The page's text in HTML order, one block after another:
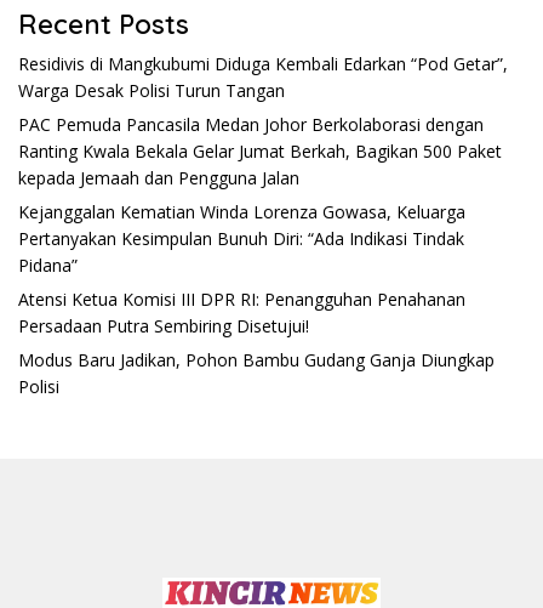
Recent Posts
Residivis di Mangkubumi Diduga Kembali Edarkan “Pod Getar”,
Warga Desak Polisi Turun Tangan
PAC Pemuda Pancasila Medan Johor Berkolaborasi dengan
Ranting Kwala Bekala Gelar Jumat Berkah, Bagikan 500 Paket
kepada Jemaah dan Pengguna Jalan
Kejanggalan Kematian Winda Lorenza Gowasa, Keluarga
Pertanyakan Kesimpulan Bunuh Diri: “Ada Indikasi Tindak
Pidana”
Atensi Ketua Komisi III DPR RI: Penangguhan Penahanan
Persadaan Putra Sembiring Disetujui!
Modus Baru Jadikan, Pohon Bambu Gudang Ganja Diungkap
Polisi